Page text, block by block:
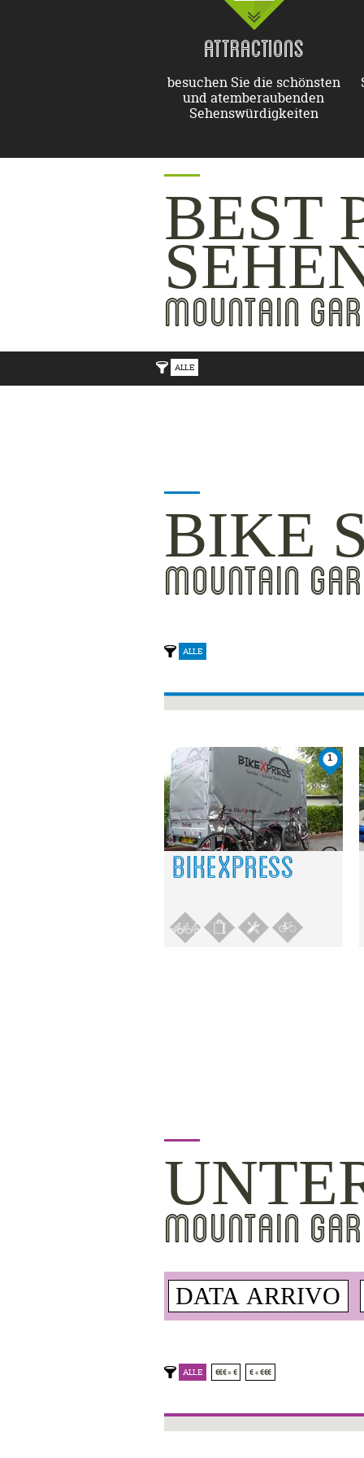
ATTRACTIONS
besuchen Sie die schönsten
und atemberaubenden
Sehenswürdigkeiten
BEST
MOUNTAIN
ALLE
BIKE
MOUNTAIN
ALLE
1
BIKEXPRESS
MOUNTAIN
ALLE €€€ » € € « €€€